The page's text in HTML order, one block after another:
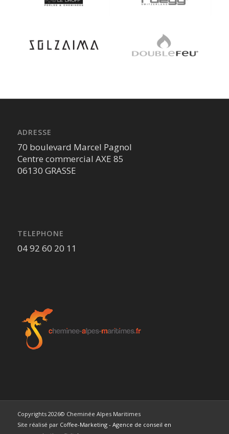
70 boulevard Marcel Pagnol
Centre commercial AXE 85
06130 GRASSE
04 92 60 20 11
Site réalisé parCoffee-Marketing - Agence de conseil en
communication digitale